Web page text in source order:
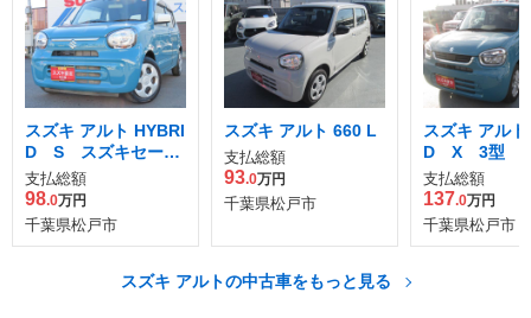
スズキ アルト HYBRI
D S スズキセーフ
ティサポー
支払総額
98.0万円
千葉県松戸市
スズキ アルト 660 L
支払総額
93.0万円
千葉県松戸市
スズキ アル
D X 3型
カメラパッ
支払総額
137.0万円
千葉県松戸市
スズキ アルトの中古車をもっと見る